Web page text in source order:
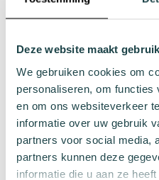
Deze website maakt
We gebruiken cookies om
personaliseren, om functies
en om ons websiteverkeer
informatie over uw gebruik
partners voor social media,
partners kunnen deze
informatie die u aan ze
Themes
Christmas
Holland
Hobby
Food and drinks
Nature
Animals